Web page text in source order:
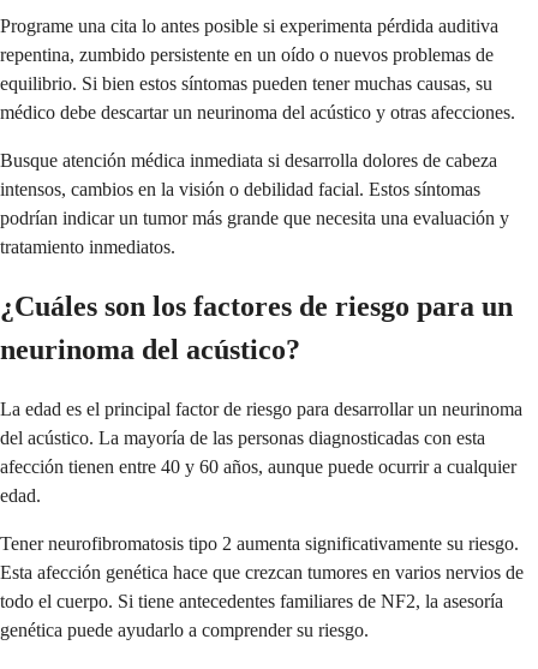
Programe una cita lo antes posible si experimenta pérdida auditiva
repentina, zumbido persistente en un oído o nuevos problemas de
equilibrio. Si bien estos síntomas pueden tener muchas causas, su
médico debe descartar un neurinoma del acústico y otras afecciones.
Busque atención médica inmediata si desarrolla dolores de cabeza
intensos, cambios en la visión o debilidad facial. Estos síntomas
podrían indicar un tumor más grande que necesita una evaluación y
tratamiento inmediatos.
¿Cuáles son los factores de riesgo para un
neurinoma del acústico?
La edad es el principal factor de riesgo para desarrollar un neurinoma
del acústico. La mayoría de las personas diagnosticadas con esta
afección tienen entre 40 y 60 años, aunque puede ocurrir a cualquier
edad.
Tener neurofibromatosis tipo 2 aumenta significativamente su riesgo.
Esta afección genética hace que crezcan tumores en varios nervios de
todo el cuerpo. Si tiene antecedentes familiares de NF2, la asesoría
genética puede ayudarlo a comprender su riesgo.